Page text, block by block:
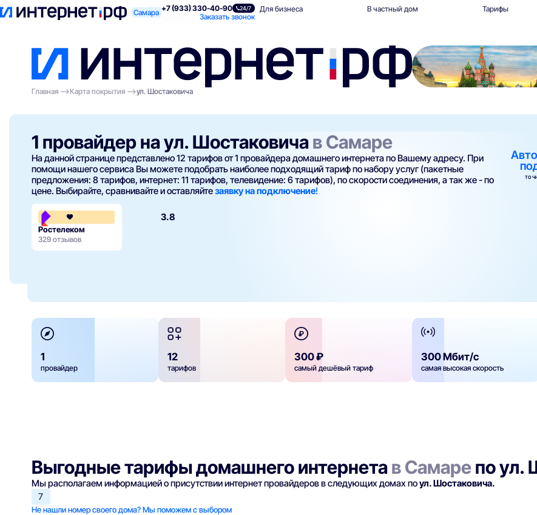
Самара +7 (933) 330-40-90 24/7
Заказать звонок
Поиск по адресу Для квартиры Для бизнеса В частный дом Тарифы
Главная
Карта покрытия ул. Шостаковича
1 провайдер на ул. Шостаковичав Самаре
На данной странице представлено 12 тарифов от 1 провайдера домашнего интернета по Вашему адресу. При
помощи нашего сервиса Вы можете подобрать наиболее подходящий тариф по набору услуг (пакетные
предложения: 8 тарифов, интернет: 11 тарифов, телевидение: 6 тарифов), по скорости соединения, а так же - по
цене. Выбирайте, сравнивайте и оставляйтезаявку на подключение!
3.8
Ростелеком
329 отзывов
1
провайдер
12
тарифов
300 ₽
самый дешёвый тариф
300 Мбит/с
самая высокая скорость
Выгодные тарифы домашнего интернетав Самарепо ул.
Мы располагаем информацией о присутствии интернет провайдеров в следующих домах поул. Шостаковича.
7
Не нашли номер своего дома? Мы поможем с выбором